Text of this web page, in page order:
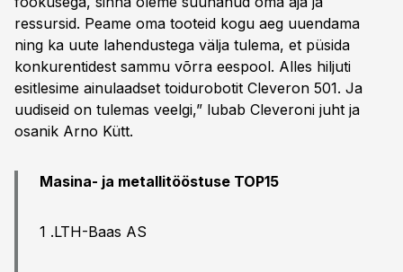
ressursid. Peame oma tooteid kogu aeg uuendama
ning ka uute lahendustega välja tulema, et püsida
konkurentidest sammu võrra eespool. Alles hiljuti
esitlesime ainulaadset toidurobotit Cleveron 501. Ja
uudiseid on tulemas veelgi,” lubab Cleveroni juht ja
osanik Arno Kütt.
Masina- ja metallitööstuse TOP15
1 .LTH-Baas AS